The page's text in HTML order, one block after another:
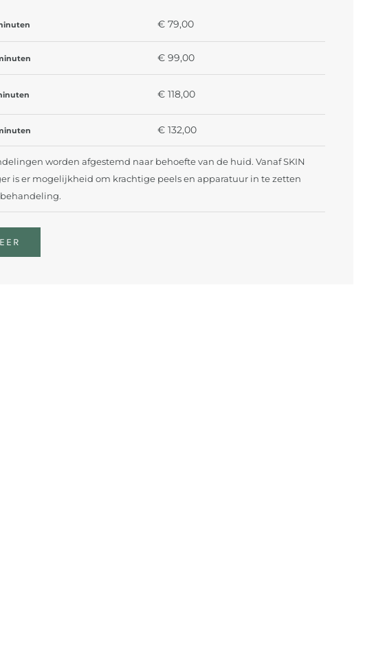
€ 79,00
€ 99,00
€ 118,00
€ 132,00
worden afgestemd naar behoefte van de huid. Vanaf SKIN
is er mogelijkheid om krachtige peels en apparatuur in te zetten